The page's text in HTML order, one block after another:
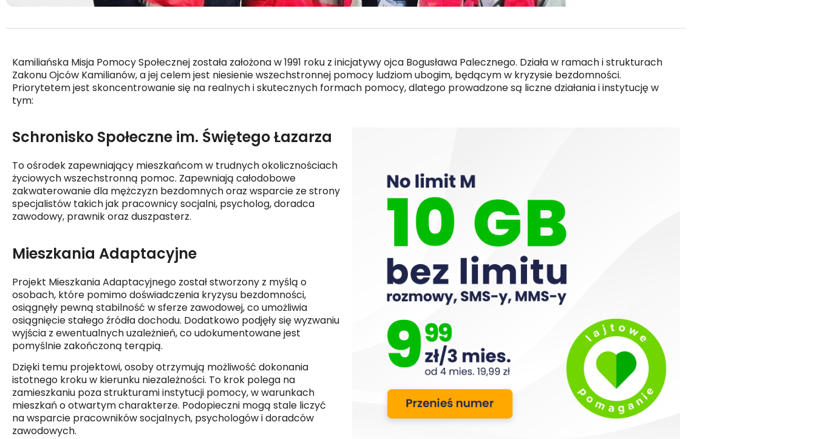
Kamiliańska Misja Pomocy Społecznej została założona w 1991 roku z inicjatywy ojca Bogusława Palecznego. Działa w ramach i strukturach
Zakonu Ojców Kamilianów, a jej celem jest niesienie wszechstronnej pomocy ludziom ubogim, będącym w kryzysie bezdomności.
Priorytetem jest skoncentrowanie się na realnych i skutecznych formach pomocy, dlatego prowadzone są liczne działania i instytucję w
tym:
Schronisko Społeczne im. Świętego Łazarza
To ośrodek zapewniający mieszkańcom w trudnych okolicznościach
życiowych wszechstronną pomoc. Zapewniają całodobowe
zakwaterowanie dla mężczyzn bezdomnych oraz wsparcie ze strony
specjalistów takich jak pracownicy socjalni, psycholog, doradca
zawodowy, prawnik oraz duszpasterz.
Mieszkania Adaptacyjne
Projekt Mieszkania Adaptacyjnego został stworzony z myślą o
osobach, które pomimo doświadczenia kryzysu bezdomności,
osiągnęły pewną stabilność w sferze zawodowej, co umożliwia
osiągnięcie stałego źródła dochodu. Dodatkowo podjęły się wyzwaniu
wyjścia z ewentualnych uzależnień, co udokumentowane jest
pomyślnie zakończoną terąpią.
Dzięki temu projektowi, osoby otrzymują możliwość dokonania
istotnego kroku w kierunku niezależności. To krok polega na
zamieszkaniu poza strukturami instytucji pomocy, w warunkach
mieszkań o otwartym charakterze. Podopieczni mogą stale liczyć
na wsparcie pracowników socjalnych, psychologów i doradców
zawodowych.